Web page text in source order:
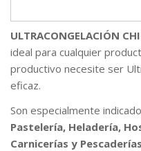
ULTRACONGELACIÓN
ideal para cualquier
productivo necesite ser
eficaz.
Son especialmente
Pastelería, Heladería,
Carnicerías y Pescaderías